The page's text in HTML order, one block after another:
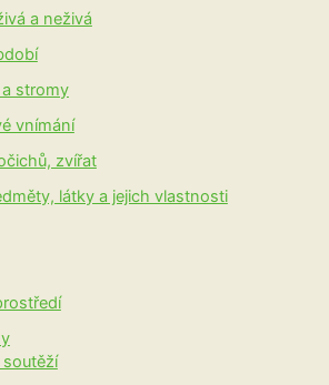
a neživá
stromy
vnímání
zvířat
látky a jejich vlastnosti
soutěží